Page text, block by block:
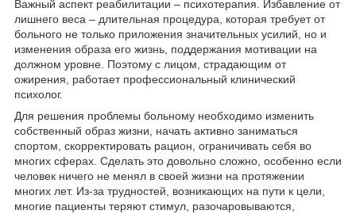
Важный аспект реабилитации – психотерапия. Избавление от
лишнего веса – длительная процедура, которая требует от
больного не только приложения значительных усилий, но и
изменения образа его жизнь, поддержания мотивации на
должном уровне. Поэтому с лицом, страдающим от
ожирения, работает профессиональный клинический
психолог.
Для решения проблемы больному необходимо изменить
собственный образ жизни, начать активно заниматься
спортом, скорректировать рацион, ограничивать себя во
многих сферах. Сделать это довольно сложно, особенно если
человек ничего не менял в своей жизни на протяжении
многих лет. Из-за трудностей, возникающих на пути к цели,
многие пациенты теряют стимул, разочаровываются,